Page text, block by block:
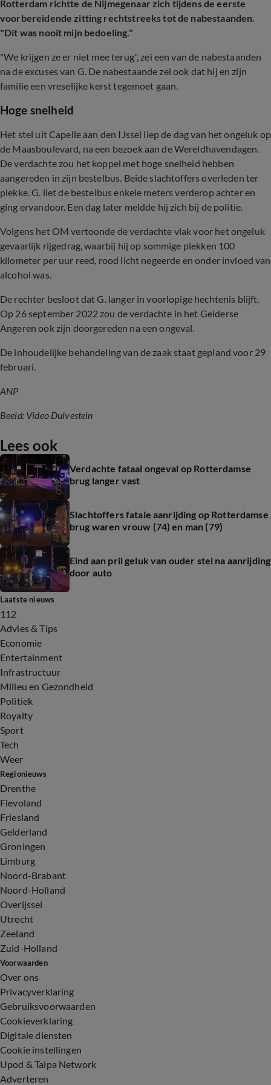
Rotterdam richtte de Nijmegenaar zich tijdens de eerste
voorbereidende zitting rechtstreeks tot de nabestaanden.
"Dit was nooit mijn bedoeling."
"We krijgen ze er niet mee terug", zei een van de nabestaanden
na de excuses van G. De nabestaande zei ook dat hij en zijn
familie een vreselijke kerst tegemoet gaan.
Hoge snelheid
Het stel uit Capelle aan den IJssel liep de dag van het ongeluk op
de Maasboulevard, na een bezoek aan de Wereldhavendagen.
De verdachte zou het koppel met hoge snelheid hebben
aangereden in zijn bestelbus. Beide slachtoffers overleden ter
plekke. G. liet de bestelbus enkele meters verderop achter en
ging ervandoor. Een dag later meldde hij zich bij de politie.
Volgens het OM vertoonde de verdachte vlak voor het ongeluk
gevaarlijk rijgedrag, waarbij hij op sommige plekken 100
kilometer per uur reed, rood licht negeerde en onder invloed van
alcohol was.
De rechter besloot dat G. langer in voorlopige hechtenis blijft.
Op 26 september 2022 zou de verdachte in het Gelderse
Angeren ook zijn doorgereden na een ongeval.
De inhoudelijke behandeling van de zaak staat gepland voor 29
februari.
ANP
Beeld: Video Duivestein
Lees ook
Verdachte fataal ongeval op Rotterdamse
brug langer vast
Slachtoffers fatale aanrijding op Rotterdamse
brug waren vrouw (74) en man (79)
Eind aan pril geluk van ouder stel na aanrijding
door auto
Laatste nieuws
112
Advies & Tips
Economie
Entertainment
Infrastructuur
Milieu en Gezondheid
Politiek
Royalty
Sport
Tech
Weer
Regionieuws
Drenthe
Flevoland
Friesland
Gelderland
Groningen
Limburg
Noord-Brabant
Noord-Holland
Overijssel
Utrecht
Zeeland
Zuid-Holland
Voorwaarden
Over ons
Privacyverklaring
Gebruiksvoorwaarden
Cookieverklaring
Digitale diensten
Cookie instellingen
Upod & Talpa Network
Adverteren